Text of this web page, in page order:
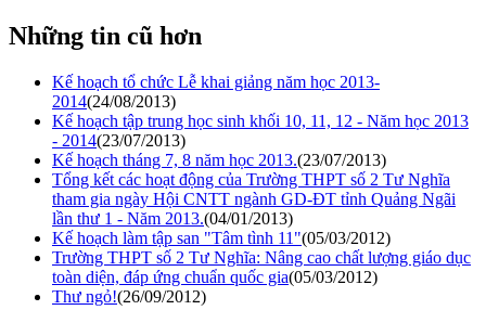
Những tin cũ hơn
Kế hoạch tổ chức Lễ khai giảng năm học 2013-
2014(24/08/2013)
Kế hoạch tập trung học sinh khối 10, 11, 12 - Năm học 2013
- 2014(23/07/2013)
Kế hoạch tháng 7, 8 năm học 2013.(23/07/2013)
Tổng kết các hoạt động của Trường THPT số 2 Tư Nghĩa
tham gia ngày Hội CNTT ngành GD-ĐT tỉnh Quảng Ngãi
lần thư 1 - Năm 2013.(04/01/2013)
Kế hoạch làm tập san "Tâm tình 11"(05/03/2012)
Trường THPT số 2 Tư Nghĩa: Nâng cao chất lượng giáo dục
toàn diện, đáp ứng chuẩn quốc gia(05/03/2012)
Thư ngỏ!(26/09/2012)